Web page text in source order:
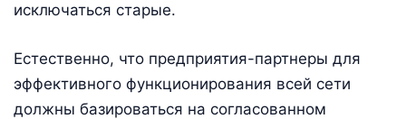
исключаться старые.
Естественно, что предприятия-партнеры для
эффективного функционирования всей сети
должны базироваться на согласованном